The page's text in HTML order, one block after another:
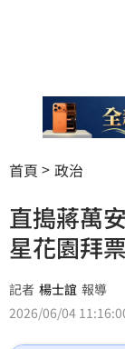
首頁 政治
直搗蔣萬
星花園拜
記者 楊士誼 報導
2026/06/04